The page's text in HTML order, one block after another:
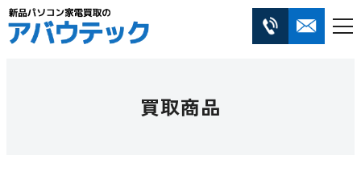
買取商品